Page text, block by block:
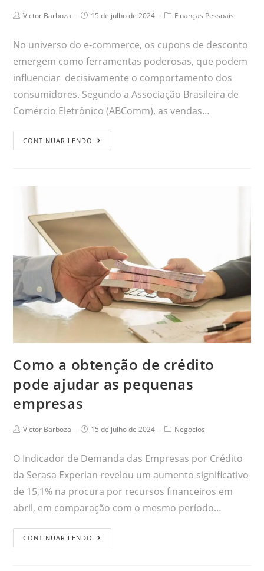
Victor Barboza 15 de julho de 2024 Finanças Pessoais
No universo do e-commerce, os cupons de desconto
emergem como ferramentas poderosas, que podem
influenciar decisivamente o comportamento dos
consumidores. Segundo a Associação Brasileira de
Comércio Eletrônico (ABComm), as vendas…
CONTINUAR LENDO
Como a obtenção de crédito
pode ajudar as pequenas
empresas
Victor Barboza 15 de julho de 2024 Negócios
O Indicador de Demanda das Empresas por Crédito
da Serasa Experian revelou um aumento significativo
de 15,1% na procura por recursos financeiros em
abril, em comparação com o mesmo período…
CONTINUAR LENDO